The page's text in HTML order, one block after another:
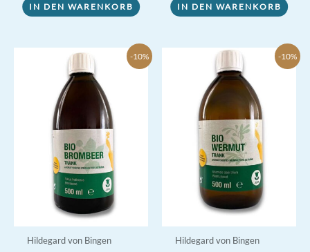
IN DEN WARENKORB IN DEN WARENKORB
-10%
Hildegard von Bingen
-10%
Hildegard von Bingen